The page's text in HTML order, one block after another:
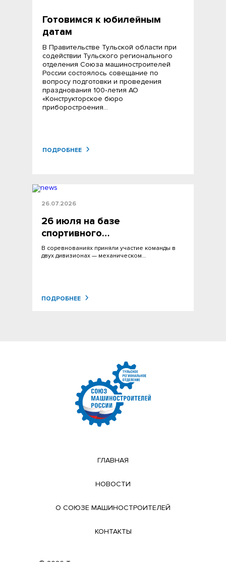
Готовимся к юбилейным
датам
В Правительстве Тульской области при
содействии Тульского регионального
отделения Союза машиностроителей
России состоялось совещание по
вопросу подготовки и проведения
празднования 100‑летия АО
«Конструкторское бюро
приборостроения…
ПОДРОБНЕЕ
26.07.2026
26 июля на базе
спортивного…
В соревнованиях приняли участие команды в
двух дивизионах — механическом…
ПОДРОБНЕЕ
ГЛАВНАЯ
НОВОСТИ
О СОЮЗЕ МАШИНОСТРОИТЕЛЕЙ
КОНТАКТЫ